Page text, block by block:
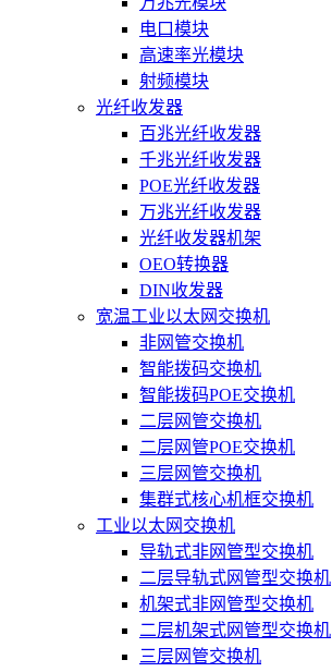
电口模块
高速率光模块
射频模块
光纤收发器
百兆光纤收发器
千兆光纤收发器
POE光纤收发器
万兆光纤收发器
光纤收发器机架
OEO转换器
DIN收发器
宽温工业以太网交换机
非网管交换机
智能拨码交换机
智能拨码POE交换机
二层网管交换机
二层网管POE交换机
三层网管交换机
集群式核心机框交换机
工业以太网交换机
导轨式非网管型交换机
二层导轨式网管型交换机
机架式非网管型交换机
二层机架式网管型交换机
三层网管交换机